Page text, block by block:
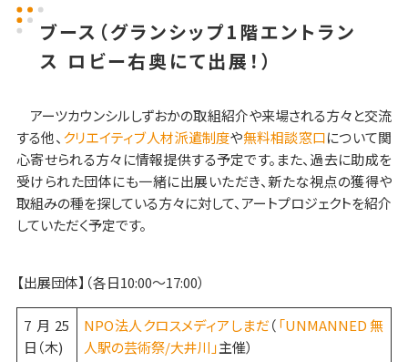
ブース （グランシップ1階エントラン
ス ロビー右奥にて出展！）
アーツカウンシルしずおかの取組紹介や来場される方々と交流
する他、 クリエイティブ人材派遣制度や無料相談窓口について関
心寄せられる方々に情報提供する予定です。また、過去に助成を
受けられた団体にも一緒に出展いただき、新たな視点の獲得や
取組みの種を探している方々に対して、アートプロジェクトを紹介
していただく予定です。
【出展団体】（各日10:00～17:00）
7月25
日（木)
NPO法人クロスメディアしまだ（「UNMANNED 無
人駅の芸術祭/大井川」主催）